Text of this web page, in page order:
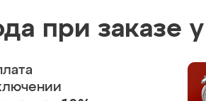
при заказе